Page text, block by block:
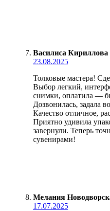
Василиса Кириллова
23.08.2025
Толковые мастера!
Выбор легкий,
снимки, оплатила —
Дозвонилась, задала
Качество отличное,
Приятно удивила
завернули. Теперь
сувенирами!
Мелания
17.07.2025